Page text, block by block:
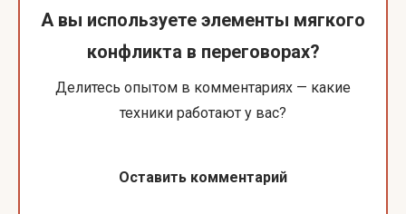
А вы используете элементы мягкого
конфликта в переговорах?
Делитесь опытом в комментариях — какие
техники работают у вас?
Оставить комментарий